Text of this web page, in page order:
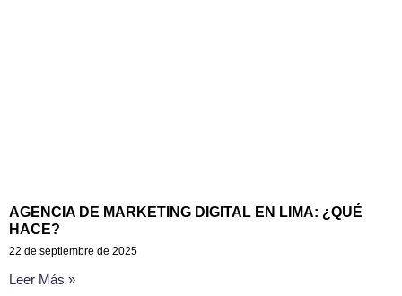
AGENCIA DE MARKETING DIGITAL EN LIMA: ¿QUÉ
HACE?
22 de septiembre de 2025
Leer Más »